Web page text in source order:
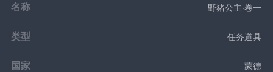
名称 野猪公主·卷一
类型 任务道具
国家 蒙德